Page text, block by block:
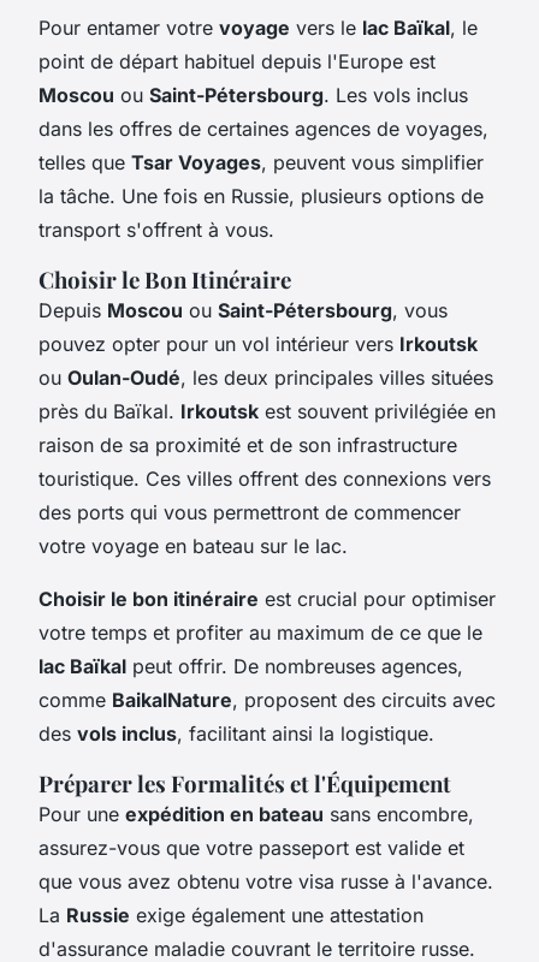
Pour entamer votre voyage vers le lac Baïkal, le
point de départ habituel depuis l'Europe est
Moscou ou Saint-Pétersbourg. Les vols inclus
dans les offres de certaines agences de voyages,
telles que Tsar Voyages, peuvent vous simplifier
la tâche. Une fois en Russie, plusieurs options de
transport s'offrent à vous.
Choisir le Bon Itinéraire
Depuis Moscou ou Saint-Pétersbourg, vous
pouvez opter pour un vol intérieur vers Irkoutsk
ou Oulan-Oudé, les deux principales villes situées
près du Baïkal. Irkoutsk est souvent privilégiée en
raison de sa proximité et de son infrastructure
touristique. Ces villes offrent des connexions vers
des ports qui vous permettront de commencer
votre voyage en bateau sur le lac.
Choisir le bon itinéraire est crucial pour optimiser
votre temps et profiter au maximum de ce que le
lac Baïkal peut offrir. De nombreuses agences,
comme BaikalNature, proposent des circuits avec
des vols inclus, facilitant ainsi la logistique.
Préparer les Formalités et l'Équipement
Pour une expédition en bateau sans encombre,
assurez-vous que votre passeport est valide et
que vous avez obtenu votre visa russe à l'avance.
La Russie exige également une attestation
d'assurance maladie couvrant le territoire russe.